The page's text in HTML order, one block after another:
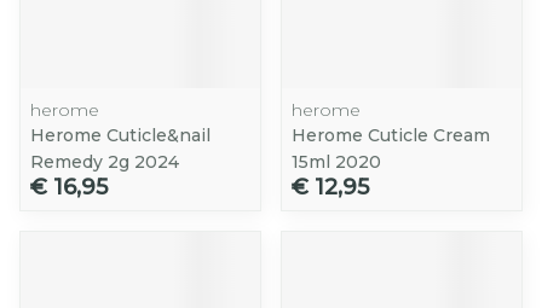
herome
Herome Cuticle&nail
Remedy 2g 2024
€ 16,95
herome
Herome Cuticle Cream
15ml 2020
€ 12,95